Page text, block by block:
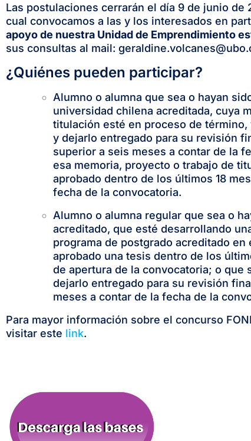
Las postulaciones cerrarán el día 9 de junio de
cual convocamos a las y los interesados en
apoyo de nuestra Unidad de Emprendimiento
sus consultas al mail:
¿Quiénes pueden participar?
Alumno o alumna que sea o hayan
universidad chilena acreditada, cuya
titulación esté en proceso de
y dejarlo entregado para su revisión
superior a seis meses a contar de la
esa memoria, proyecto o trabajo de
aprobado dentro de los últimos 18
fecha de la convocatoria.
Alumno o alumna regular que sea o
acreditado, que esté desarrollando
programa de postgrado acreditado
aprobado una tesis dentro de los
de apertura de la convocatoria; o que
dejarlo entregado para su revisión
meses a contar de la fecha de la
Para mayor información sobre el concurso
visitar este link.